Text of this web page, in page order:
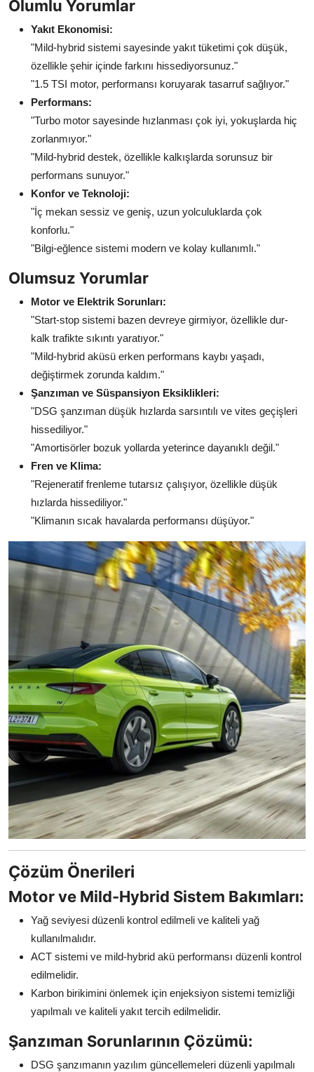
Olumlu Yorumlar
Yakıt Ekonomisi:
"Mild-hybrid sistemi sayesinde yakıt tüketimi çok düşük,
özellikle şehir içinde farkını hissediyorsunuz."
"1.5 TSI motor, performansı koruyarak tasarruf sağlıyor."
Performans:
"Turbo motor sayesinde hızlanması çok iyi, yokuşlarda hiç
zorlanmıyor."
"Mild-hybrid destek, özellikle kalkışlarda sorunsuz bir
performans sunuyor."
Konfor ve Teknoloji:
"İç mekan sessiz ve geniş, uzun yolculuklarda çok
konforlu."
"Bilgi-eğlence sistemi modern ve kolay kullanımlı."
Olumsuz Yorumlar
Motor ve Elektrik Sorunları:
"Start-stop sistemi bazen devreye girmiyor, özellikle dur-
kalk trafikte sıkıntı yaratıyor."
"Mild-hybrid aküsü erken performans kaybı yaşadı,
değiştirmek zorunda kaldım."
Şanzıman ve Süspansiyon Eksiklikleri:
"DSG şanzıman düşük hızlarda sarsıntılı ve vites geçişleri
hissediliyor."
"Amortisörler bozuk yollarda yeterince dayanıklı değil."
Fren ve Klima:
"Rejeneratif frenleme tutarsız çalışıyor, özellikle düşük
hızlarda hissediliyor."
"Klimanın sıcak havalarda performansı düşüyor."
Çözüm Önerileri
Motor ve Mild-Hybrid Sistem Bakımları:
Yağ seviyesi düzenli kontrol edilmeli ve kaliteli yağ
kullanılmalıdır.
ACT sistemi ve mild-hybrid akü performansı düzenli kontrol
edilmelidir.
Karbon birikimini önlemek için enjeksiyon sistemi temizliği
yapılmalı ve kaliteli yakıt tercih edilmelidir.
Şanzıman Sorunlarının Çözümü:
DSG şanzımanın yazılım güncellemeleri düzenli yapılmalı